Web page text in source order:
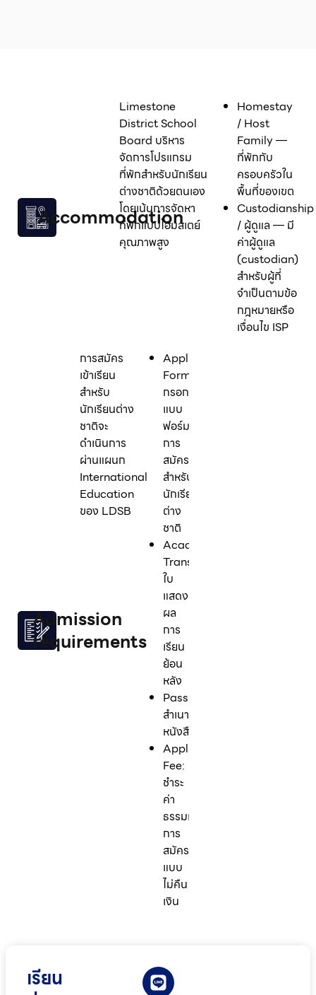
Accommodation
Limestone
District School
Board บริหาร
จัดการโปรแกรม
ที่พักสำหรับนักเรียน
ต่างชาติด้วยตนเอง
โดยเน้นการจัดหา
ที่พักแบบโฮมสเตย์
คุณภาพสูง
Homestay
/ Host
Family —
ที่พักกับ
ครอบครัวใน
พื้นที่ของเขต
Custodianship
/ ผู้ดูแล — มี
ค่าผู้ดูแล
(custodian)
สำหรับผู้ที่
จำเป็นตามข้อ
กฎหมายหรือ
เงื่อนไข ISP
Admission
requirements
การสมัคร
เข้าเรียน
สำหรับ
นักเรียนต่าง
ชาติจะ
ดำเนินการ
ผ่านแผนก
International
Education
ของ LDSB
Application
Form:
กรอก
แบบ
ฟอร์ม
การ
สมัคร
สำหรับ
นักเรียน
ต่าง
ชาติ
Academic
Transcripts:
ใบ
แสดง
ผล
การ
เรียน
ย้อน
หลัง
Passport:
สำเนา
หนังสือเดินทาง
Application
Fee:
ชำระ
ค่า
ธรรมเนียม
การ
สมัคร
แบบ
ไม่คืน
เงิน
เรียน